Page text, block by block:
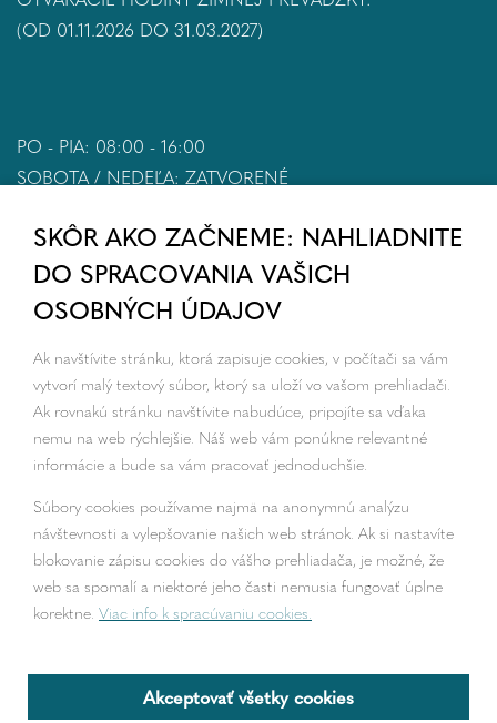
SKÔR AKO ZAČNEME: NAHLIADNITE
DO SPRACOVANIA VAŠICH
OSOBNÝCH ÚDAJOV
Ak navštívite stránku, ktorá zapisuje cookies, v počítači sa vám
vytvorí malý textový súbor, ktorý sa uloží vo vašom prehliadači.
Ak rovnakú stránku navštívite nabudúce, pripojíte sa vďaka
nemu na web rýchlejšie. Náš web vám ponúkne relevantné
informácie a bude sa vám pracovať jednoduchšie.
Súbory cookies používame najmä na anonymnú analýzu
návštevnosti a vylepšovanie našich web stránok. Ak si nastavíte
blokovanie zápisu cookies do vášho prehliadača, je možné, že
web sa spomalí a niektoré jeho časti nemusia fungovať úplne
korektne. Viac info k spracúvaniu cookies.
(OD 01.11.2026 DO 31.03.2027)
PO - PIA: 08:00 - 16:00
SOBOTA / NEDEĽA: ZATVORENÉ